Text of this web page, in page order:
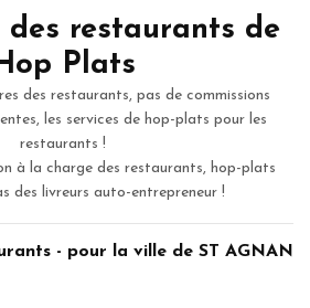
des restaurants de
Plats
des restaurants, pas de commissions
les services de hop-plats pour les
restaurants !
à la charge des restaurants, hop-plats
des livreurs auto-entrepreneur !
- pour la ville de ST AGNAN